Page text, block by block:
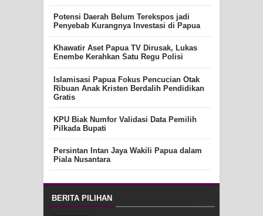
Potensi Daerah Belum Terekspos jadi
Penyebab Kurangnya Investasi di Papua
Khawatir Aset Papua TV Dirusak, Lukas
Enembe Kerahkan Satu Regu Polisi
Islamisasi Papua Fokus Pencucian Otak
Ribuan Anak Kristen Berdalih Pendidikan
Gratis
KPU Biak Numfor Validasi Data Pemilih
Pilkada Bupati
Persintan Intan Jaya Wakili Papua dalam
Piala Nusantara
BERITA PILIHAN